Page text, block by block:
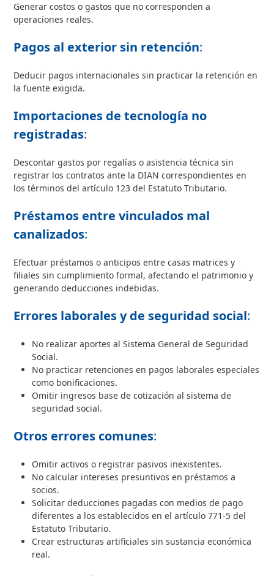
Generar costos o gastos que no corresponden a
operaciones reales.
Pagos al exterior sin retención:
Deducir pagos internacionales sin practicar la retención en
la fuente exigida.
Importaciones de tecnología no
registradas:
Descontar gastos por regalías o asistencia técnica sin
registrar los contratos ante la DIAN correspondientes en
los términos del artículo 123 del Estatuto Tributario.
Préstamos entre vinculados mal
canalizados:
Efectuar préstamos o anticipos entre casas matrices y
filiales sin cumplimiento formal, afectando el patrimonio y
generando deducciones indebidas.
Errores laborales y de seguridad social:
No realizar aportes al Sistema General de Seguridad
Social.
No practicar retenciones en pagos laborales especiales
como bonificaciones.
Omitir ingresos base de cotización al sistema de
seguridad social.
Otros errores comunes:
Omitir activos o registrar pasivos inexistentes.
No calcular intereses presuntivos en préstamos a
socios.
Solicitar deducciones pagadas con medios de pago
diferentes a los establecidos en el artículo 771-5 del
Estatuto Tributario.
Crear estructuras artificiales sin sustancia económica
real.